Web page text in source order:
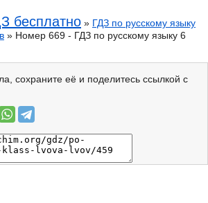
бесплатно » ГДЗ по русскому языку
» Номер 669 - ГДЗ по русскому языку 6
сохраните её и поделитесь ссылкой с